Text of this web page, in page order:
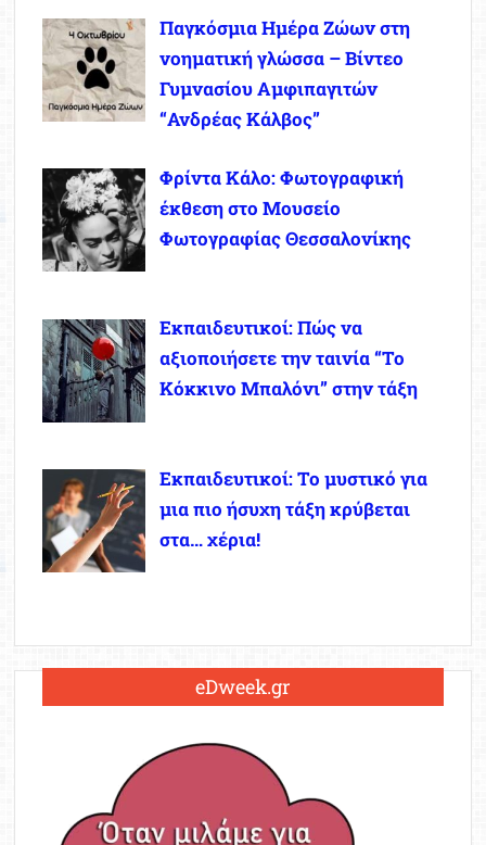
Παγκόσμια Ημέρα Ζώων στη
νοηματική γλώσσα – Βίντεο
Γυμνασίου Αμφιπαγιτών
“Ανδρέας Κάλβος”
Φρίντα Κάλο: Φωτογραφική
έκθεση στο Μουσείο
Φωτογραφίας Θεσσαλονίκης
Εκπαιδευτικοί: Πώς να
αξιοποιήσετε την ταινία “Το
Κόκκινο Μπαλόνι” στην τάξη
Εκπαιδευτικοί: Το μυστικό για
μια πιο ήσυχη τάξη κρύβεται
στα… χέρια!
eDweek.gr